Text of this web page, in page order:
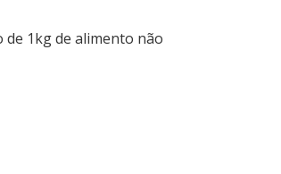
de 1kg de alimento não